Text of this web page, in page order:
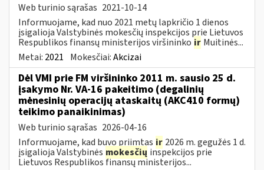
Web turinio sąrašas 2021-10-14
Informuojame, kad nuo 2021 metų lapkričio 1 dienos
įsigalioja Valstybinės mokesčių inspekcijos prie Lietuvos
Respublikos finansų ministerijos viršininko ir Muitinės...
Metai: 2021 Mokesčiai:Akcizai
Dėl VMI prie FM viršininko 2011 m. sausio 25 d.
įsakymo Nr. VA-16 pakeitimo (degalinių
mėnesinių operacijų ataskaitų (AKC410 formų)
teikimo panaikinimas)
Web turinio sąrašas 2026-04-16
Informuojame, kad buvo priimtas ir 2026 m. gegužės 1 d.
įsigalioja Valstybinės mokesčių inspekcijos prie
Lietuvos Respublikos finansų ministerijos...